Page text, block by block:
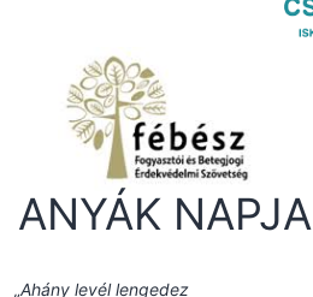
ANYÁK NAPJA
„Ahány levél lengedez